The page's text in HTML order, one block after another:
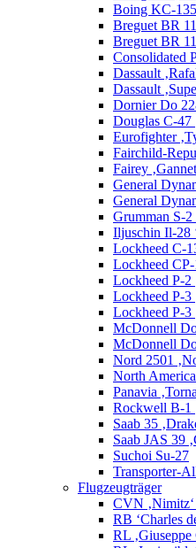
Boing KC-135
Breguet BR
Breguet BR
Consolidated
Dassault
Dassault
Dornier Do
Douglas C-47
Eurofighter
Fairchild-
Fairey
General
General
Grumman S-2
Iljuschin Il-28
Lockheed C-
Lockheed CP-
Lockheed P-2
Lockheed P-3
Lockheed P-3
McDonnell
McDonnell
Nord 2501
North
Panavia
Rockwell B-1
Saab 35
Saab JAS 39
Suchoi Su-27
Transporter-
Flugzeugträger
CVN
RB ‘Charles
RL